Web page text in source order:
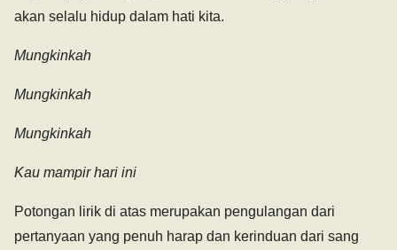
akan selalu hidup dalam hati kita.
Mungkinkah
Mungkinkah
Mungkinkah
Kau mampir hari ini
Potongan lirik di atas merupakan pengulangan dari
pertanyaan yang penuh harap dan kerinduan dari sang